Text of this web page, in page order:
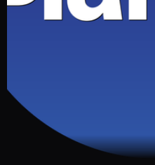
Частые
Полный список — на
Кто такой(ая) Виктор
Виктор Марек — Актер.
Где открыть
На Movie Planner: